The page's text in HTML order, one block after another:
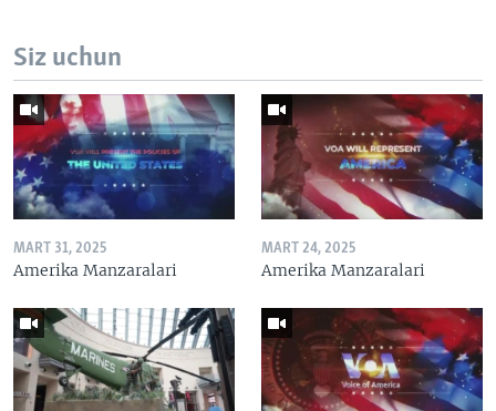
Siz uchun
MART 31, 2025
Amerika Manzaralari
MART 24, 2025
Amerika Manzaralari